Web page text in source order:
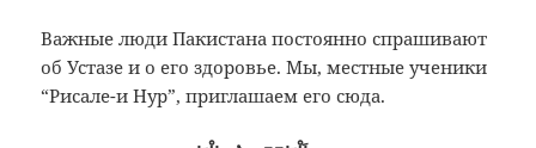
Важные люди Пакистана постоянно спрашивают
об Устазе и о его здоровье. Мы, местные ученики
“Рисале-и Нур”, приглашаем его сюда.